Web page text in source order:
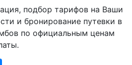
подбор тарифов на Ваши
и бронирование путевки в
по официальным ценам